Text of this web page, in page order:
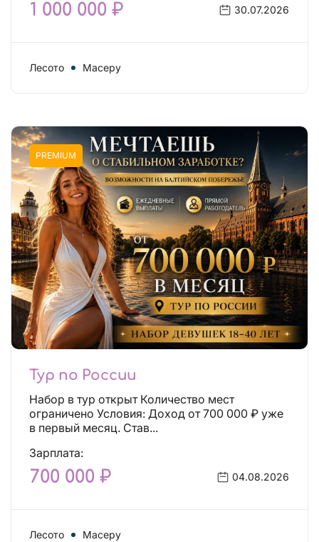
1 000 000 ₽ 30.07.2026
Лесото Масеру
PREMIUM
Тур по России
Набор в тур открыт Количество мест
ограничено Условия: Доход от 700 000 ₽ уже
в первый месяц. Став...
Зарплата:
700 000 ₽ 04.08.2026
Лесото Масеру